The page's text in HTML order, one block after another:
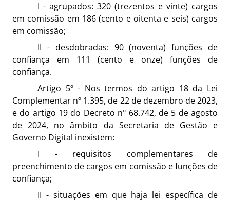
I - agrupados: 320 (trezentos e vinte) cargos
em comissão em 186 (cento e oitenta e seis) cargos
em comissão;
II - desdobradas: 90 (noventa) funções de
confiança em 111 (cento e onze) funções de
confiança.
Artigo 5º - Nos termos do artigo 18 da Lei
Complementar nº 1.395, de 22 de dezembro de 2023,
e do artigo 19 do Decreto nº 68.742, de 5 de agosto
de 2024, no âmbito da Secretaria de Gestão e
Governo Digital inexistem:
I - requisitos complementares de
preenchimento de cargos em comissão e funções de
confiança;
II - situações em que haja lei específica de